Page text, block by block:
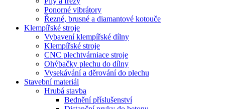
Ponorné vibrátory
Řezné, brusné a diamantové kotouče
Klempířské stroje
Vybavení klempířské dílny
Klempířské stroje
CNC plechtvárniace stroje
Ohýbačky plechu do dílny
Vysekávání a děrování do plechu
Stavební materiál
Hrubá stavba
Bednění příslušenství